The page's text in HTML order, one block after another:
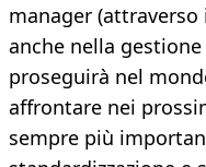
manager
anche nella
proseguirà nel
affrontare nei
sempre più